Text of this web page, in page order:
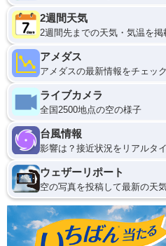
2週間天気
2週間先までの天気・気温を掲
アメダス
アメダスの最新情報をチェック
ライブカメラ
全国2500地点の空の様子
台風情報
影響は？接近状況をリアルタ
ウェザーリポート
空の写真を投稿して最新の天